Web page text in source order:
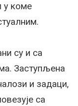
у коме
су и са
Заступљена
и задаци,
са